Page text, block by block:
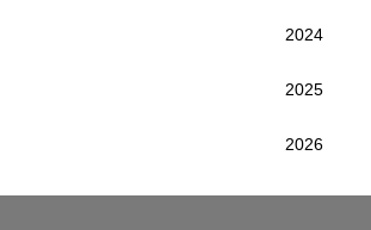
2024
2025
2026